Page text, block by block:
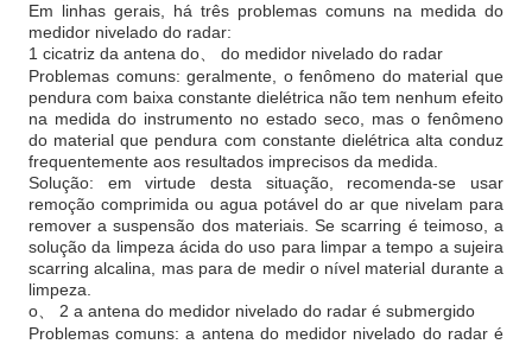
Em linhas gerais, há três problemas comuns na medida do
medidor nivelado do radar:
1 cicatriz da antena do、 do medidor nivelado do radar
Problemas comuns: geralmente, o fenômeno do material que
pendura com baixa constante dielétrica não tem nenhum efeito
na medida do instrumento no estado seco, mas o fenômeno
do material que pendura com constante dielétrica alta conduz
frequentemente aos resultados imprecisos da medida.
Solução: em virtude desta situação, recomenda-se usar
remoção comprimida ou agua potável do ar que nivelam para
remover a suspensão dos materiais. Se scarring é teimoso, a
solução da limpeza ácida do uso para limpar a tempo a sujeira
scarring alcalina, mas para de medir o nível material durante a
limpeza.
o、 2 a antena do medidor nivelado do radar é submergido
Problemas comuns: a antena do medidor nivelado do radar é